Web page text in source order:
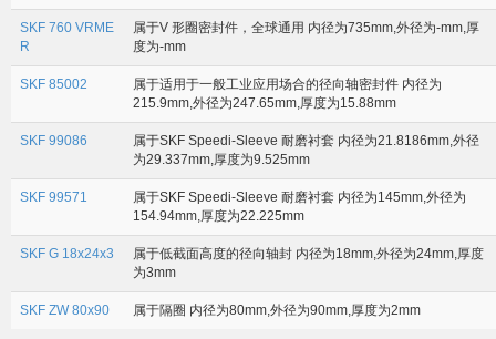
SKF 760 VRME
R
属于V 形圈密封件，全球通用 内径为735mm,外径为-mm,厚
度为-mm
SKF 85002
属于适用于一般工业应用场合的径向轴密封件 内径为
215.9mm,外径为247.65mm,厚度为15.88mm
SKF 99086
属于SKF Speedi-Sleeve 耐磨衬套 内径为21.8186mm,外径
为29.337mm,厚度为9.525mm
SKF 99571
属于SKF Speedi-Sleeve 耐磨衬套 内径为145mm,外径为
154.94mm,厚度为22.225mm
SKF G 18x24x3
属于低截面高度的径向轴封 内径为18mm,外径为24mm,厚度
为3mm
SKF ZW 80x90 属于隔圈 内径为80mm,外径为90mm,厚度为2mm